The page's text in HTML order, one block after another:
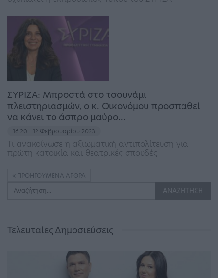
ΣΥΡΙΖΑ: Μπροστά στο τσουνάμι
πλειστηριασμών, ο κ. Οικονόμου προσπαθεί
να κάνει το άσπρο μαύρο…
16:20 - 12 Φεβρουαρίου 2023
Τι ανακοίνωσε η αξιωματική αντιπολίτευση για
πρώτη κατοικία και θεατρικές σπουδές
ΠΡΟΗΓΟΎΜΕΝΑ ΆΡΘΡΑ
Τελευταίες Δημοσιεύσεις